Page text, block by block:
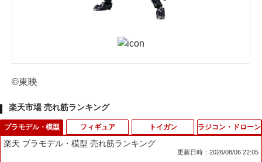
©東映
楽天市場 売れ筋ランキング
プラモデル・模型
楽天 プラモデル・模型 売れ筋ランキング
更新日時：2026/08/06 22:05
フィギュア トイガン ラジコン・ドローン